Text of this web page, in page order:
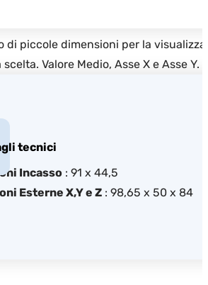
di piccole dimensioni per la
Valore Medio, Asse X e Asse Y.
tecnici
Incasso : 91 x 44,5
Esterne X,Y e Z : 98,65 x 50 x 84